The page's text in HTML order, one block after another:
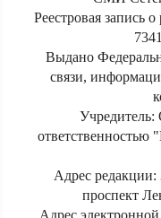
Реестровая
Выдано
связи,
Учредитель:
ответственностью
Адрес редакции:
проспект